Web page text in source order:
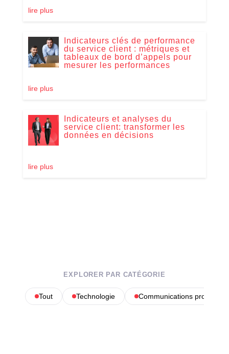
lire plus
Indicateurs clés de performance
du service client : métriques et
tableaux de bord d’appels pour
mesurer les performances
lire plus
Indicateurs et analyses du
service client: transformer les
données en décisions
lire plus
EXPLORER PAR CATÉGORIE
Tout Technologie Communications